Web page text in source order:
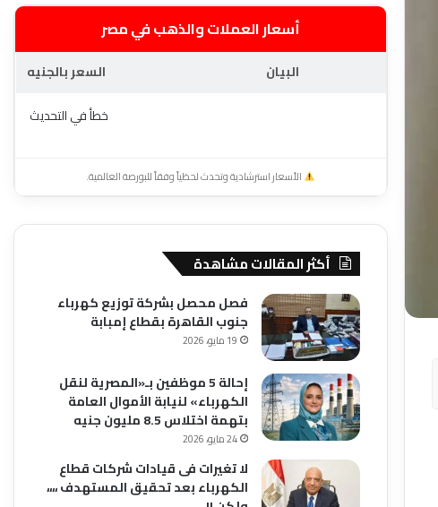
أسعار العملات والذهب في مصر
البيان
السعر بالجنيه
خطأ في التحديث
الأسعار استرشادية وتحدث لحظياً وفقاً للبورصة العالمية.
أكثر المقالات مشاهدة
فصل محصل بشركة توزيع كهرباء
جنوب القاهرة بقطاع إمبابة
19 مايو، 2026
إحالة 5 موظفين بـ«المصرية لنقل
الكهرباء» لنيابة الأموال العامة
بتهمة اختلاس 8.5 مليون جنيه
24 مايو، 2026
لا تغيرات فى قيادات شركات قطاع
الكهرباء بعد تحقيق المستهدف ،،،،